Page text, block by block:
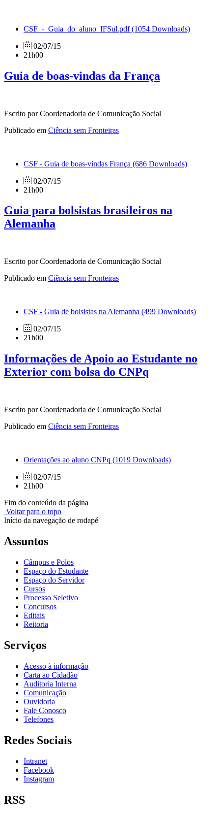
CSF_-_Guia_do_aluno_IFSul.pdf(1054 Downloads)
02/07/15
21h00
Guia de boas-vindas da França
Escrito por Coordenadoria de Comunicação Social
Publicado em Ciência sem Fronteiras
CSF - Guia de boas-vindas França (686 Downloads)
02/07/15
21h00
Guia para bolsistas brasileiros na
Alemanha
Escrito por Coordenadoria de Comunicação Social
Publicado em Ciência sem Fronteiras
CSF - Guia de bolsistas na Alemanha (499 Downloads)
02/07/15
21h00
Informações de Apoio ao Estudante no
Exterior com bolsa do CNPq
Escrito por Coordenadoria de Comunicação Social
Publicado em Ciência sem Fronteiras
Orientações ao aluno CNPq (1019 Downloads)
02/07/15
21h00
Fim do conteúdo da página
Voltar para o topo
Início da navegação de rodapé
Assuntos
Câmpus e Polos
Espaço do Estudante
Espaço do Servidor
Cursos
Processo Seletivo
Concursos
Editais
Reitoria
Serviços
Acesso à informação
Carta ao Cidadão
Auditoria Interna
Comunicação
Ouvidoria
Fale Conosco
Telefones
Redes Sociais
Intranet
Facebook
Instagram
RSS